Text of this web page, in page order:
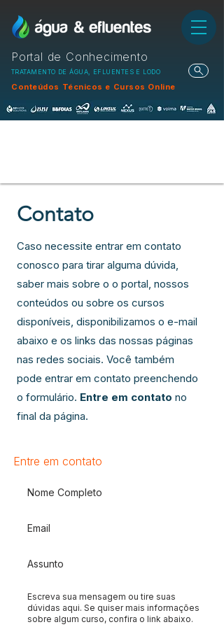
Portal de Conhecimento
TRATAMENTO DE ÁGUA, EFLUENTES E LODO
Conteúdos Técnicos e Cursos Online
Caso necessite entrar em contato
conosco para tirar alguma dúvida,
saber mais sobre o o portal, nossos
conteúdos ou sobre os cursos
disponíveis, disponibilizamos o e-mail
abaixo e os links das nossas páginas
nas redes sociais. Você também
pode entrar em contato preenchendo
o formulário. Entre em contato no
final da página.
Contato
Entre em contato